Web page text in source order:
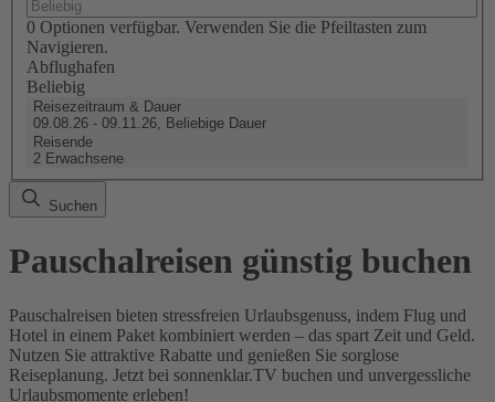
0 Optionen verfügbar. Verwenden Sie die Pfeiltasten zum
Navigieren.
Abflughafen
Beliebig
Reisezeitraum & Dauer
09.08.26 - 09.11.26, Beliebige Dauer
Reisende
2 Erwachsene
Suchen
Pauschalreisen günstig buchen
Pauschalreisen bieten stressfreien Urlaubsgenuss, indem Flug und
Hotel in einem Paket kombiniert werden – das spart Zeit und Geld.
Nutzen Sie attraktive Rabatte und genießen Sie sorglose
Reiseplanung. Jetzt bei sonnenklar.TV buchen und unvergessliche
Urlaubsmomente erleben!